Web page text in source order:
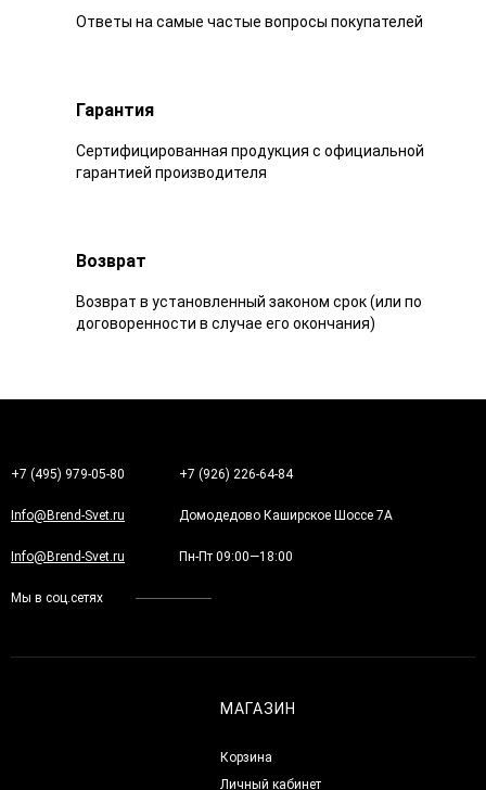
Ответы на самые частые вопросы покупателей
Гарантия
Сертифицированная продукция с официальной
гарантией производителя
Возврат
Возврат в установленный законом срок (или по
договоренности в случае его окончания)
+7 (495) 979-05-80 +7 (926) 226-64-84
Info@Brend-Svet.ru Домодедово Каширское Шоссе 7А
Info@Brend-Svet.ru Пн-Пт 09:00—18:00
Мы в соц.сетях
МАГАЗИН
Корзина
Личный кабинет